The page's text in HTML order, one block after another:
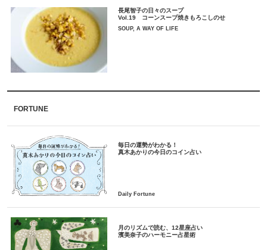
長尾智子の日々のスープ
Vol.19 コーンスープ焼きもろこしのせ
SOUP, A WAY OF LIFE
FORTUNE
毎日の運勢がわかる！
月のリズムで読む、12星座占い